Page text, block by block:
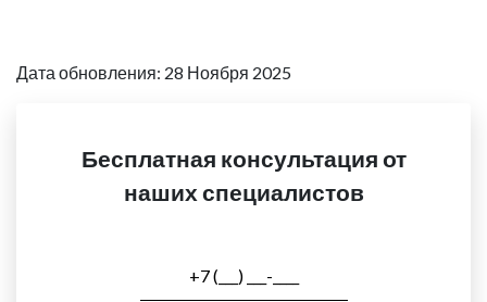
Дата обновления: 28 Ноября 2025
Бесплатная консультация от
наших специалистов